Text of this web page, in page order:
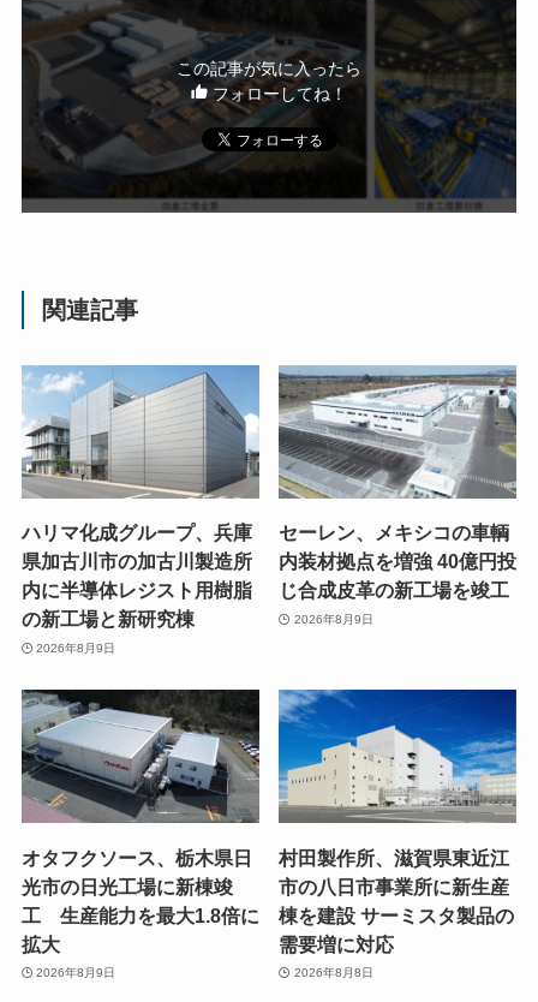
この記事が気に入ったら
フォローしてね！
関連記事
ハリマ化成グループ、兵庫
県加古川市の加古川製造所
内に半導体レジスト用樹脂
の新工場と新研究棟
2026年8月9日
セーレン、メキシコの車輌
内装材拠点を増強 40億円投
じ合成皮革の新工場を竣工
2026年8月9日
オタフクソース、栃木県日
光市の日光工場に新棟竣
工 生産能力を最大1.8倍に
拡大
2026年8月9日
村田製作所、滋賀県東近江
市の八日市事業所に新生産
棟を建設 サーミスタ製品の
需要増に対応
2026年8月8日